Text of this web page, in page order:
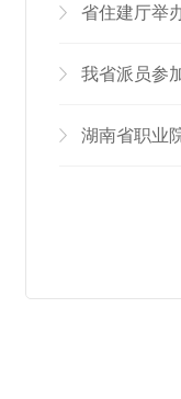
省住建厅举
我省派员参
湖南省职业